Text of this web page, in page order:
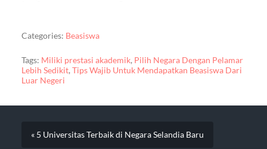
Categories: Beasiswa
Tags: Miliki prestasi akademik, Pilih Negara Dengan Pelamar
Lebih Sedikit, Tips Wajib Untuk Mendapatkan Beasiswa Dari
Luar Negeri
« 5 Universitas Terbaik di Negara Selandia Baru